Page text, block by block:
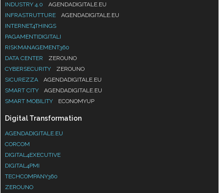
INDUSTRY 4.0
AGENDADIGITALE.EU
INFRASTRUTTURE
AGENDADIGITALE.EU
INTERNET4THINGS
PAGAMENTIDIGITALI
RISKMANAGEMENT360
DATA CENTER
ZEROUNO
CYBERSECURITY
ZEROUNO
SICUREZZA
AGENDADIGITALE.EU
SMART CITY
AGENDADIGITALE.EU
SMART MOBILITY
ECONOMYUP
Digital Transformation
AGENDADIGITALE.EU
CORCOM
DIGITAL4EXECUTIVE
DIGITAL4PMI
TECHCOMPANY360
ZEROUNO